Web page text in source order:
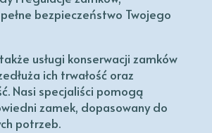
bezpieczeństwo Twojego
usługi konserwacji zamków
ich trwałość oraz
Nasi specjaliści pomogą
zamek, dopasowany do
potrzeb.